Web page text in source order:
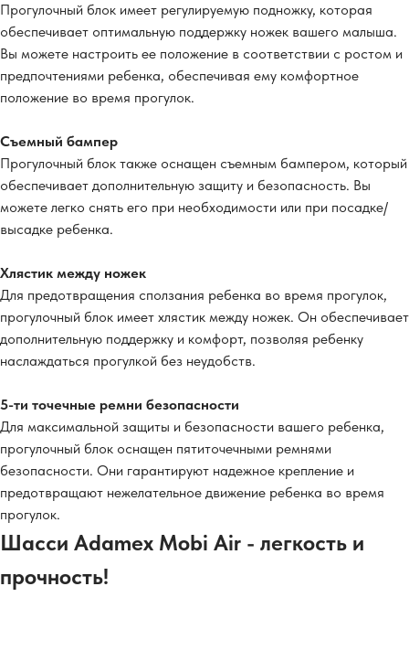
Прогулочный блок имеет регулируемую подножку, которая
обеспечивает оптимальную поддержку ножек вашего малыша.
Вы можете настроить ее положение в соответствии с ростом и
предпочтениями ребенка, обеспечивая ему комфортное
положение во время прогулок.
Съемный бампер
Прогулочный блок также оснащен съемным бампером, который
обеспечивает дополнительную защиту и безопасность. Вы
можете легко снять его при необходимости или при посадке/
высадке ребенка.
Хлястик между ножек
Для предотвращения сползания ребенка во время прогулок,
прогулочный блок имеет хлястик между ножек. Он обеспечивает
дополнительную поддержку и комфорт, позволяя ребенку
наслаждаться прогулкой без неудобств.
5-ти точечные ремни безопасности
Для максимальной защиты и безопасности вашего ребенка,
прогулочный блок оснащен пятиточечными ремнями
безопасности. Они гарантируют надежное крепление и
предотвращают нежелательное движение ребенка во время
прогулок.
Шасси Adamex Mobi Air - легкость и
прочность!